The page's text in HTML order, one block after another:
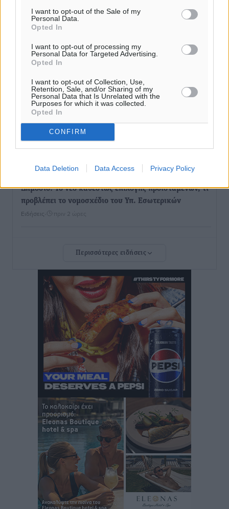
I want to opt-out of the Sale of my
Personal Data.
Opted In
I want to opt-out of processing my
Personal Data for Targeted Advertising.
Opted In
I want to opt-out of Collection, Use,
Retention, Sale, and/or Sharing of my
Personal Data that Is Unrelated with the
Purposes for which it was collected.
Opted In
CONFIRM
Data Deletion Data Access Privacy Policy
γεωπολιτικές αναταράξεις
Ειδήσεις• πριν 2 ώρες
Σε κόκκινο συναγερμό επτά Περιφέρειες – Οι οδηγίες
Πυρκαγιάς
Ειδήσεις• πριν 2 ώρες
ΑΑΔΕ: Αυξάνονται οι «καρφωτές» για φοροδιαφυγή
– Στο μικροσκόπιο τουριστικοί προορισμοί, ταμειακές
και συναλλαγές POS
Δημόσιο: Το νέο καθεστώς επιλογής προϊσταμένων, τι
προβλέπει το νομοσχέδιο του Υπ. Εσωτερικών
Ειδήσεις πριν 2 ώρες
μεγαλύτερη κίνηση
Αστυπάλαια: Το φως που μένει αναμμένο στο κάστρο
Τοπικές Ειδήσεις πριν 2 ώρες
Τουρισμός: «Φτωχός συγγενής κάμπινγκ και
Ειδήσεις• πριν 2 ώρες
Έφυγε από τη ζωή ο επί σειρά ετών εφημέριος στον
ιερό Ναό του Αγίου Νικολάου Παστίδας Μιχαήλ
Καψάλης
Τοπικές Ειδήσεις• πριν 20 ώρες
Αποκαλυπτήρια για την «Ατζέντα 2030» από το βήμα
της ΔΕΘ
Ειδήσεις• πριν 22 ώρες
Από την παράδοση της Ρόδου στα ερευνητικά
Περισσότερες ειδήσεις